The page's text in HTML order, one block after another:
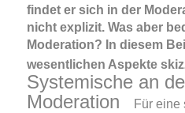
findet er sich in der
nicht explizit. Was aber
Moderation? In diesem
wesentlichen Aspekte
Systemische an
Moderation
Für eine